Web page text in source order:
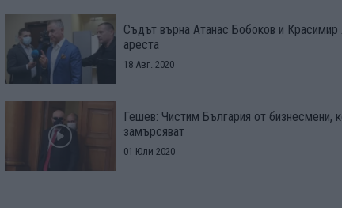
Съдът върна Атанас Бобоков и Красимир
ареста
18 Авг. 2020
Гешев: Чистим България от бизнесмени,
замърсяват
01 Юли 2020